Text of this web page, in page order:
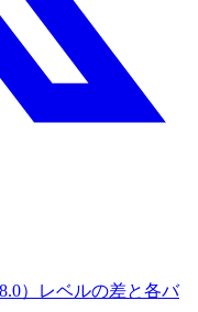
）レベルの差と各バ